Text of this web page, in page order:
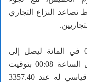
تصاعد النزاع التجاري
وارتفع سعر الذهب الفوري بنسبة 0.1 في المائة ليصل إلى
3346.20 دولار للأوقية «الأونصة» بحلول الساعة 00:08 بتوقيت
غرينتش، بعد أن لامس أعلى مستوى قياسي له عند 3357.40